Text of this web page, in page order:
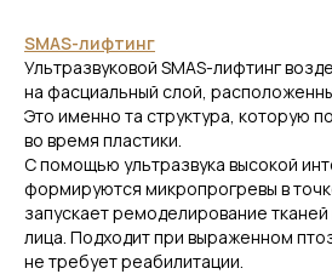
SMAS-лифтинг
Ультразвуковой SMAS-лифтинг
на фасциальный слой,
Это именно та структура, которую
во время пластики.
С помощью ультразвука высокой
формируются микропрогревы в
запускает ремоделирование
лица. Подходит при выраженном
не требует реабилитации.
косметолога для подбора
метода омоложения
+7
Оставьте заявку — мы свяжемся с
и запишем на прием.